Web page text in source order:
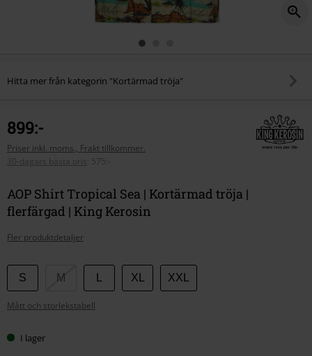
Hitta mer från kategorin "Kortärmad tröja"
899:-
Priser inkl. moms., Frakt tillkommer.
30-dagars bästa pris
575:-
AOP Shirt Tropical Sea | Kortärmad tröja |
flerfärgad | King Kerosin
Fler produktdetaljer
Välj
din
storlek
S M XL XXL
Mått och storlekstabell
I lager